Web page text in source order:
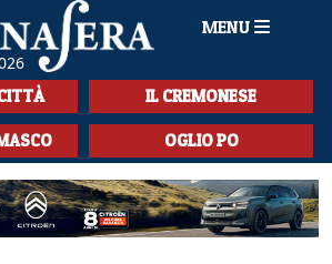
MENU
IL CREMONESE
OGLIO PO